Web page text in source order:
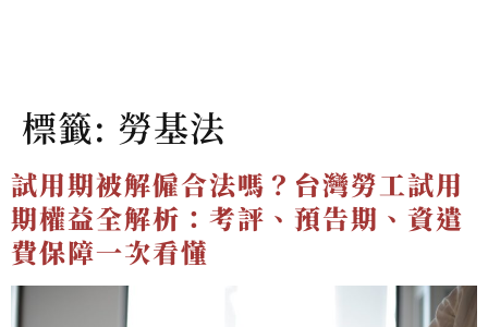
標籤: 勞基法
試用期被解僱合法嗎？台灣勞工試用
期權益全解析：考評、預告期、資遣
費保障一次看懂